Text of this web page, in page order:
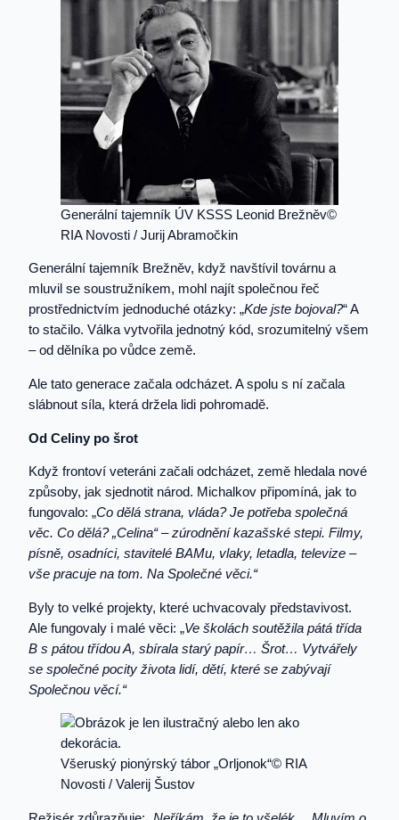
Generální tajemník ÚV KSSS Leonid Brežněv©
RIA Novosti / Jurij Abramočkin
Generální tajemník Brežněv, když navštívil továrnu a
mluvil se soustružníkem, mohl najít společnou řeč
prostřednictvím jednoduché otázky: „Kde jste bojoval?“ A
to stačilo. Válka vytvořila jednotný kód, srozumitelný všem
– od dělníka po vůdce země.
Ale tato generace začala odcházet. A spolu s ní začala
slábnout síla, která držela lidi pohromadě.
Od Celiny po šrot
Když frontoví veteráni začali odcházet, země hledala nové
způsoby, jak sjednotit národ. Michalkov připomíná, jak to
fungovalo: „Co dělá strana, vláda? Je potřeba společná
věc. Co dělá? „Celina“ – zúrodnění kazašské stepi. Filmy,
písně, osadníci, stavitelé BAMu, vlaky, letadla, televize –
vše pracuje na tom. Na Společné věci.“
Byly to velké projekty, které uchvacovaly představivost.
Ale fungovaly i malé věci: „Ve školách soutěžila pátá třída
B s pátou třídou A, sbírala starý papír… Šrot… Vytvářely
se společné pocity života lidí, dětí, které se zabývají
Společnou věcí.“
Všeruský pionýrský tábor „Orljonok“© RIA
Novosti / Valerij Šustov